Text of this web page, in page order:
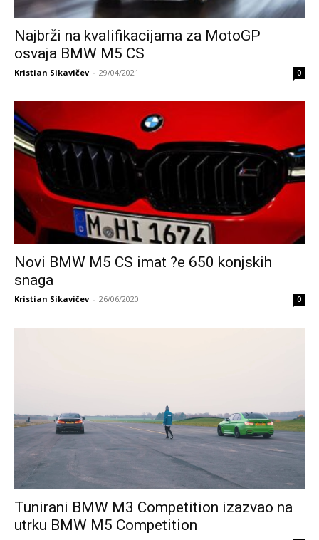
Najbrži na kvalifikacijama za MotoGP
osvaja BMW M5 CS
Kristian Sikavičev - 29/04/2021 0
Novi BMW M5 CS imat ?e 650 konjskih
snaga
Kristian Sikavičev - 26/06/2020 0
Tunirani BMW M3 Competition izazvao na
utrku BMW M5 Competition